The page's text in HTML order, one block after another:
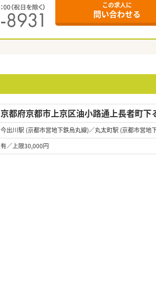
この求人に
問い合わせる
京都府京都市上京区油小路通上長者町
今出川駅 (京都市営地下鉄烏丸線)／丸太町駅 (京都市営地
有／上限30,000円